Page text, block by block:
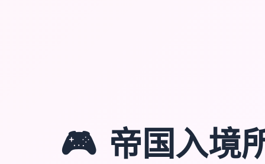
🎮 帝国入境